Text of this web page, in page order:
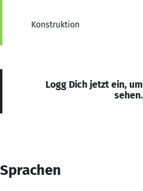
Konstruktion
Logg Dich jetzt ein,
sehen.
Sprachen